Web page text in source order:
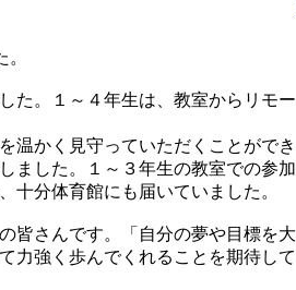
た。１～４年生は、教室からリモー
温かく見守っていただくことができ
ました。１～３年生の教室での参加
十分体育館にも届いていました。
皆さんです。「自分の夢や目標を大
力強く歩んでくれることを期待して